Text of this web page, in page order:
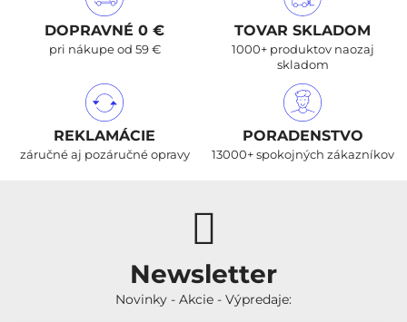
DOPRAVNÉ 0 €
pri nákupe od 59 €
TOVAR SKLADOM
1000+ produktov naozaj
skladom
REKLAMÁCIE
záručné aj pozáručné opravy
PORADENSTVO
13000+ spokojných zákazníkov
Newsletter
Novinky - Akcie - Výpredaje: